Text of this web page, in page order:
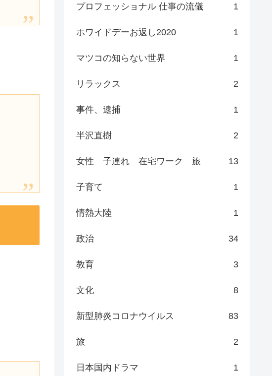
プロフェッショナル 仕事の流儀 1
ホワイドデーお返し2020 1
マツコの知らない世界 1
リラックス 2
事件、逮捕 1
半沢直樹 2
女性 子連れ 在宅ワーク 旅 13
子育て 1
情熱大陸 1
政治 34
教育 3
文化 8
新型肺炎コロナウイルス 83
旅 2
日本国内ドラマ 1